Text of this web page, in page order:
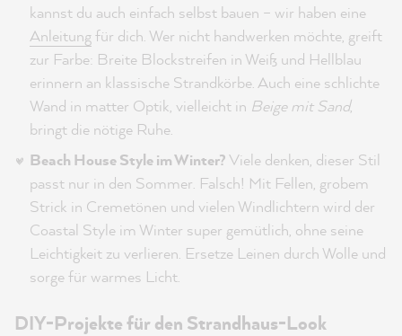
kannst du auch einfach selbst bauen – wir haben eine
Anleitungfür dich. Wer nicht handwerken möchte, greift
zur Farbe: Breite Blockstreifen in Weiß und Hellblau
erinnern an klassische Strandkörbe. Auch eine schlichte
Wand in matter Optik, vielleicht in Beige mit Sand,
bringt die nötige Ruhe.
Beach House Style im Winter?Viele denken, dieser Stil
passt nur in den Sommer. Falsch! Mit Fellen, grobem
Strick in Cremetönen und vielen Windlichtern wird der
Coastal Style im Winter super gemütlich, ohne seine
Leichtigkeit zu verlieren. Ersetze Leinen durch Wolle und
sorge für warmes Licht.
DIY-Projekte für den Strandhaus-Look